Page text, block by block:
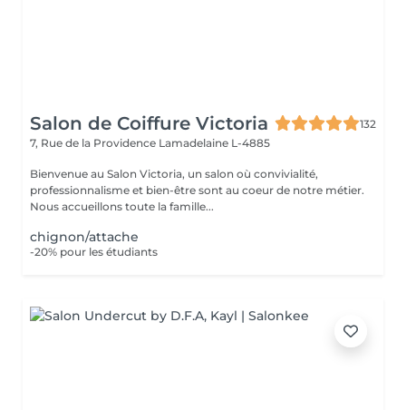
Salon de Coiffure Victoria
132
7, Rue de la Providence Lamadelaine L-4885
Bienvenue au Salon Victoria, un salon où convivialité,
professionnalisme et bien-être sont au coeur de notre métier.
Nous accueillons toute la famille...
chignon/attache
-20% pour les étudiants